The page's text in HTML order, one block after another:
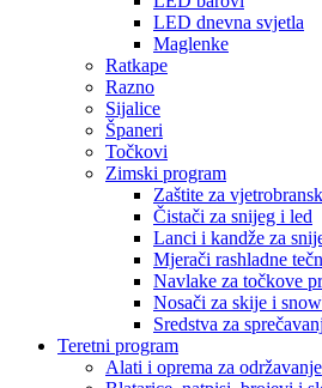
LED dnevna svjetla
Maglenke
Ratkape
Razno
Sijalice
Španeri
Točkovi
Zimski program
Zaštite za
Čistači za snijeg i led
Lanci i kandže za
Mjerači rashladne
Navlake za točkove
Nosači za skije i
Sredstva za
Teretni program
Alati i oprema za održavanje